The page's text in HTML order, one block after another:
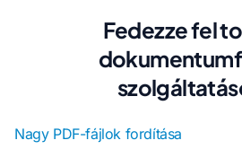
Fedezze fel
Nagy PDF-fájlok fordítása